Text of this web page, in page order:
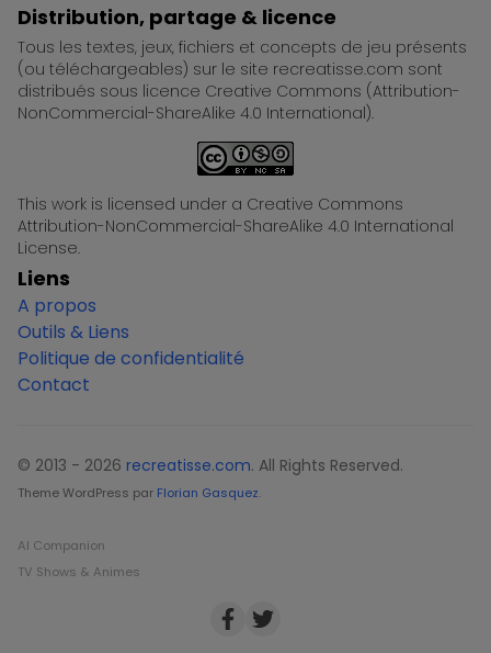
Distribution, partage & licence
Tous les textes, jeux, fichiers et concepts de jeu présents
(ou téléchargeables) sur le site recreatisse.com sont
distribués sous licence Creative Commons (Attribution-
NonCommercial-ShareAlike 4.0 International).
This work is licensed under a Creative Commons
Attribution-NonCommercial-ShareAlike 4.0 International
License.
Liens
A propos
Outils & Liens
Politique de confidentialité
Contact
© 2013 - 2026 recreatisse.com. All Rights Reserved.
Theme WordPress par Florian Gasquez.
AI Companion
TV Shows & Animes